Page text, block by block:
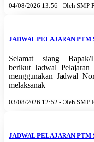
04/08/2026 13:56 - Oleh SMP
JADWAL PELAJARAN PTM
Selamat siang
berikut Jadwal
menggunakan Jadwal
melaksanak
03/08/2026 12:52 - Oleh SMP
JADWAL PELAJARAN PTM